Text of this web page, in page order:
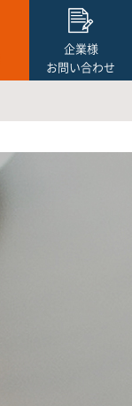
企業様
お問い合わせ